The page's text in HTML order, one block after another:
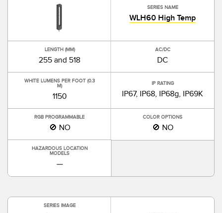
SERIES NAME
WLH60 High Temp
LENGTH (MM)
255 and 518
AC/DC
DC
WHITE LUMENS PER FOOT (0.3
M)
1150
IP RATING
IP67, IP68, IP68g, IP69K
RGB PROGRAMMABLE
🚫 NO
COLOR OPTIONS
🚫 NO
HAZARDOUS LOCATION
MODELS
—
SERIES IMAGE